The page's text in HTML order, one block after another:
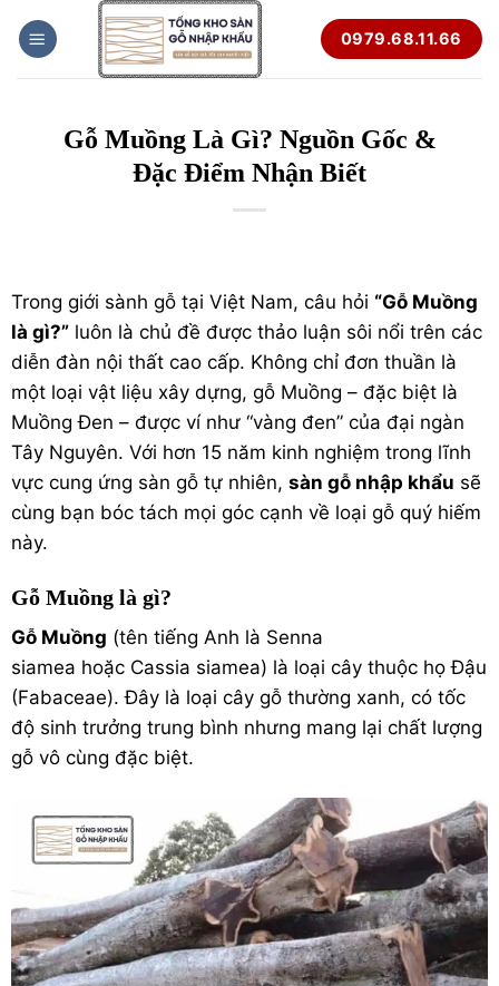
qua
nội
0979.68.11.66
Gỗ Muồng Là Gì? Nguồn Gốc &
Đặc Điểm Nhận Biết
Trong giới sành gỗ tại Việt Nam, câu hỏi “Gỗ Muồng
là gì?” luôn là chủ đề được thảo luận sôi nổi trên các
diễn đàn nội thất cao cấp. Không chỉ đơn thuần là
một loại vật liệu xây dựng, gỗ Muồng – đặc biệt là
Muồng Đen – được ví như “vàng đen” của đại ngàn
Tây Nguyên. Với hơn 15 năm kinh nghiệm trong lĩnh
vực cung ứng sàn gỗ tự nhiên, sàn gỗ nhập khẩu sẽ
cùng bạn bóc tách mọi góc cạnh về loại gỗ quý hiếm
này.
Gỗ Muồng là gì?
Gỗ Muồng (tên tiếng Anh là Senna
siamea hoặc Cassia siamea) là loại cây thuộc họ Đậu
(Fabaceae). Đây là loại cây gỗ thường xanh, có tốc
độ sinh trưởng trung bình nhưng mang lại chất lượng
gỗ vô cùng đặc biệt.